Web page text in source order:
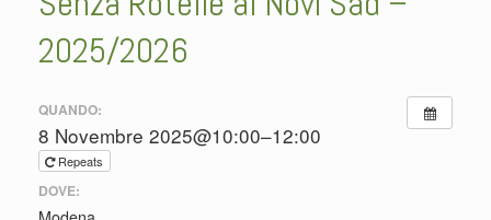
2025/2026
QUANDO:
8 Novembre 2025@10:00–12:00
Repeats
DOVE: